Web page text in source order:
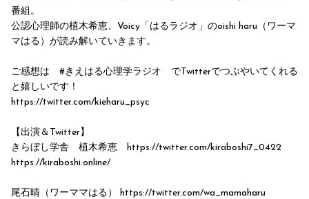
番組。
公認心理師の植木希恵、Voicy「はるラジオ」のoishi haru（ワーマ
マはる）が読み解いていきます。
ご感想は #きえはる心理学ラジオ でTwitterでつぶやいてくれる
と嬉しいです！
https://twitter.com/kieharu_psyc
【出演＆Twitter】
きらぼし学舎 植木希恵 https://twitter.com/kiraboshi7_0422
https://kiraboshi.online/
尾石晴（ワーママはる） https://twitter.com/wa_mamaharu